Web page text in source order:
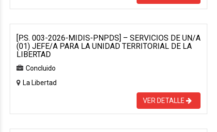
[P.S. 003-2026-MIDIS-PNPDS] – SERVICIOS DE UN/A
(01) JEFE/A PARA LA UNIDAD TERRITORIAL DE LA
LIBERTAD
Concluido
La Libertad
VER DETALLE